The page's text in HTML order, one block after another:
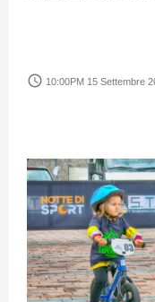
access_time 10:00PM 15 Settembre